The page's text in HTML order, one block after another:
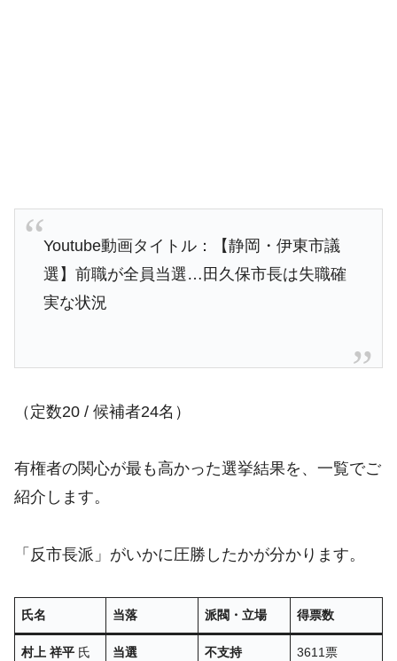
Youtube動画タイトル：【静岡・伊東市議
選】前職が全員当選…田久保市長は失職確
実な状況
（定数20 / 候補者24名）
有権者の関心が最も高かった選挙結果を、一覧でご
紹介します。
「反市長派」がいかに圧勝したかが分かります。
氏名 当落 派閥・立場 得票数
村上 祥平 氏 当選 不支持 3611票